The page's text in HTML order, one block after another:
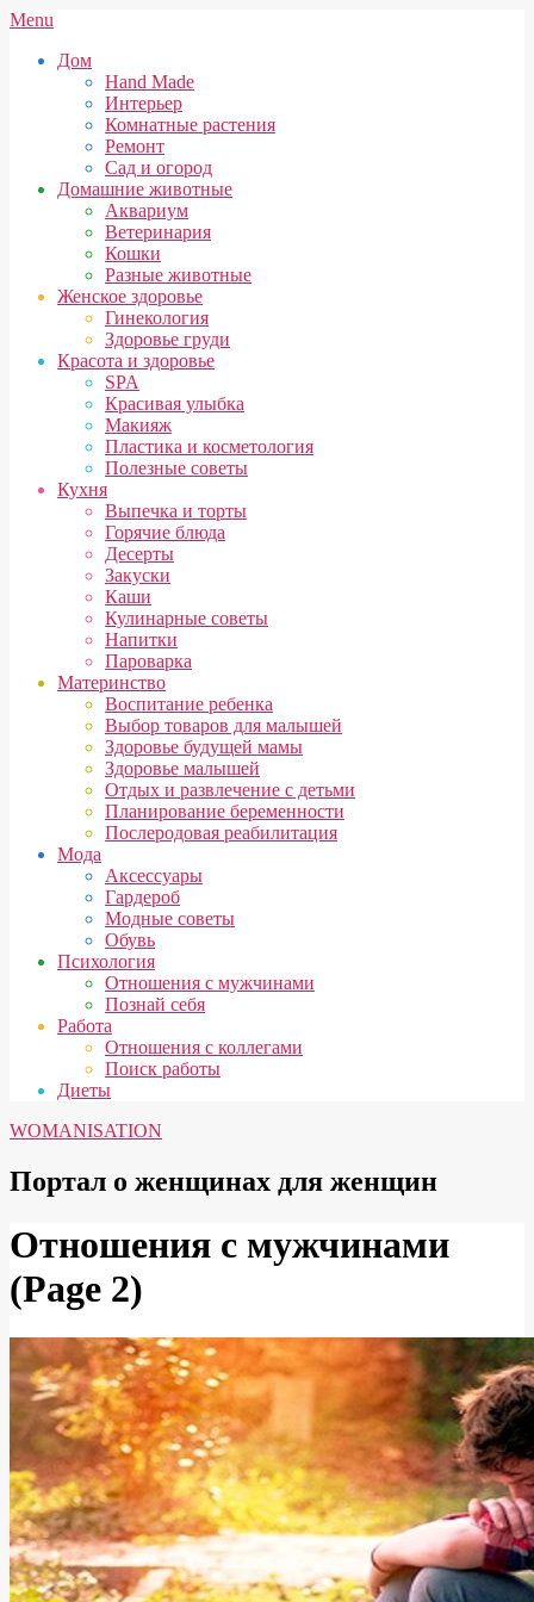
Skip
content
Secondary
Menu
Menu
Дом
Hand Made
Интерьер
Комнатные растения
Ремонт
Сад и огород
Домашние животные
Аквариум
Ветеринария
Кошки
Разные животные
Женское здоровье
Гинекология
Здоровье груди
Красота и здоровье
SPA
Красивая улыбка
Макияж
Пластика и косметология
Полезные советы
Кухня
Выпечка и торты
Горячие блюда
Десерты
Закуски
Каши
Кулинарные советы
Напитки
Пароварка
Материнство
Воспитание ребенка
Выбор товаров для малышей
Здоровье будущей мамы
Здоровье малышей
Отдых и развлечение с детьми
Планирование беременности
Послеродовая реабилитация
Мода
Аксессуары
Гардероб
Модные советы
Обувь
Психология
Отношения с мужчинами
Познай себя
Работа
Отношения с коллегами
Поиск работы
Диеты
WOMANISATION
Портал о женщинах для женщин
Отношения с мужчинами
(Page 2)